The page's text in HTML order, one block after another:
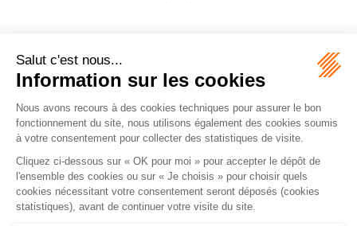
Écosystème
Carrières
Honoraires
Contacts
Mentions légales
Plan du site